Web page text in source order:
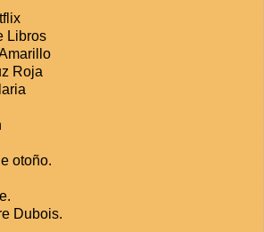
Libros
Roja
otoño.
Dubois.